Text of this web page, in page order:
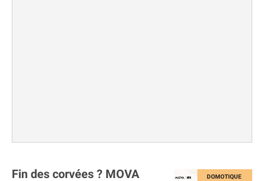
Fin des corvées ? MOVA